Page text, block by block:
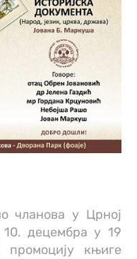
чланова у Црној
10. децембра у 19
књиге